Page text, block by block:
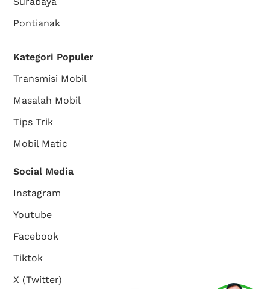
Pontianak
Kategori Populer
Transmisi Mobil
Masalah Mobil
Tips Trik
Mobil Matic
Social Media
Instagram
Youtube
Facebook
Tiktok
X (Twitter)